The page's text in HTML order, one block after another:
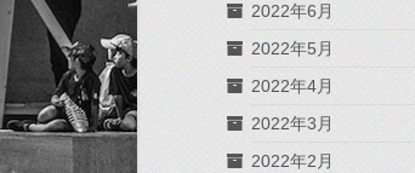
2022年6月
2022年5月
2022年4月
2022年3月
2022年2月